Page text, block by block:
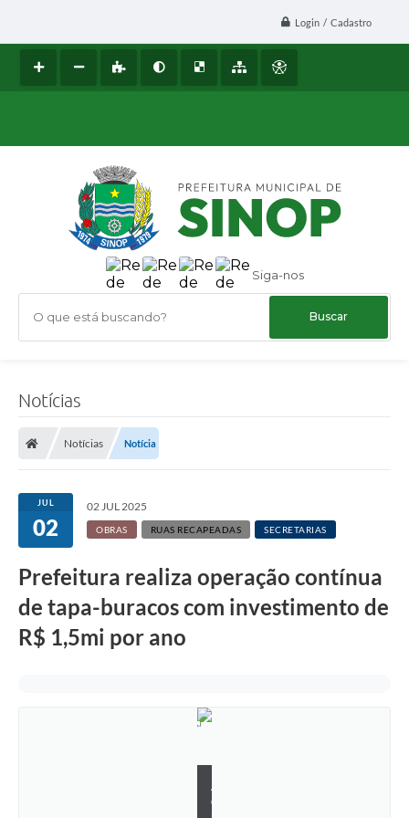
Login / Cadastro
Siga-nos
O que está buscando?
Notícias
Notícias Notícia
JUL
02
02 JUL 2025
OBRAS RUAS RECAPEADAS SECRETARIAS
Prefeitura realiza operação contínua
de tapa-buracos com investimento de
R$ 1,5mi por ano
A
d